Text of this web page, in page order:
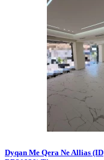
Dyqan Me Qera Ne Allias (ID